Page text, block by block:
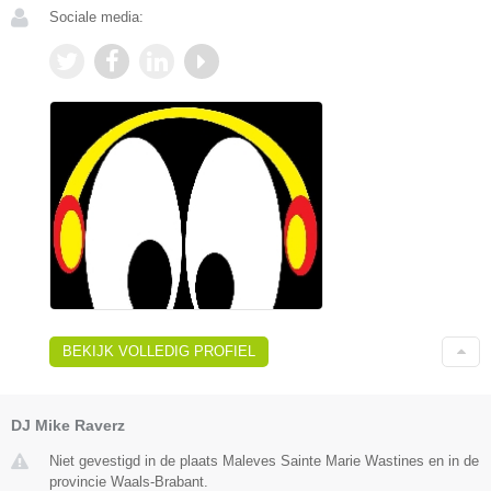
Sociale media:
BEKIJK VOLLEDIG PROFIEL
DJ Mike Raverz
Niet gevestigd in de plaats Maleves Sainte Marie Wastines en in de
provincie Waals-Brabant.